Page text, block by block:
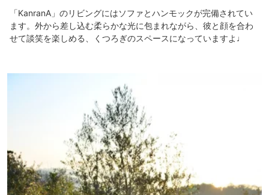
「KanranA」のリビングにはソファとハンモックが完備されてい
ます。外から差し込む柔らかな光に包まれながら、彼と顔を合わ
せて談笑を楽しめる、くつろぎのスペースになっていますよ♩